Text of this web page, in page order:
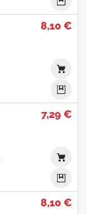
8,10 €
7,29 €
8,10 €